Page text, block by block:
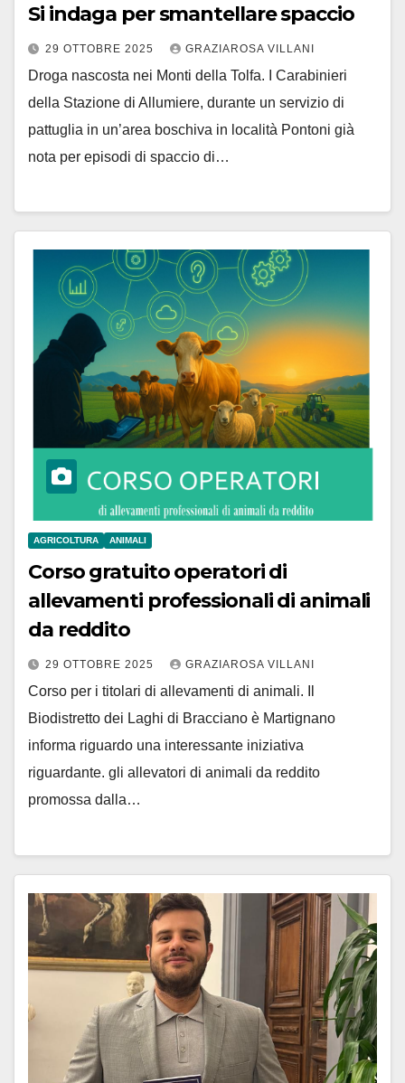
Si indaga per smantellare spaccio
29 OTTOBRE 2025 GRAZIAROSA VILLANI
Droga nascosta nei Monti della Tolfa. I Carabinieri
della Stazione di Allumiere, durante un servizio di
pattuglia in un’area boschiva in località Pontoni già
nota per episodi di spaccio di…
AGRICOLTURA ANIMALI
Corso gratuito operatori di
allevamenti professionali di animali
da reddito
29 OTTOBRE 2025 GRAZIAROSA VILLANI
Corso per i titolari di allevamenti di animali. Il
Biodistretto dei Laghi di Bracciano è Martignano
informa riguardo una interessante iniziativa
riguardante. gli allevatori di animali da reddito
promossa dalla…